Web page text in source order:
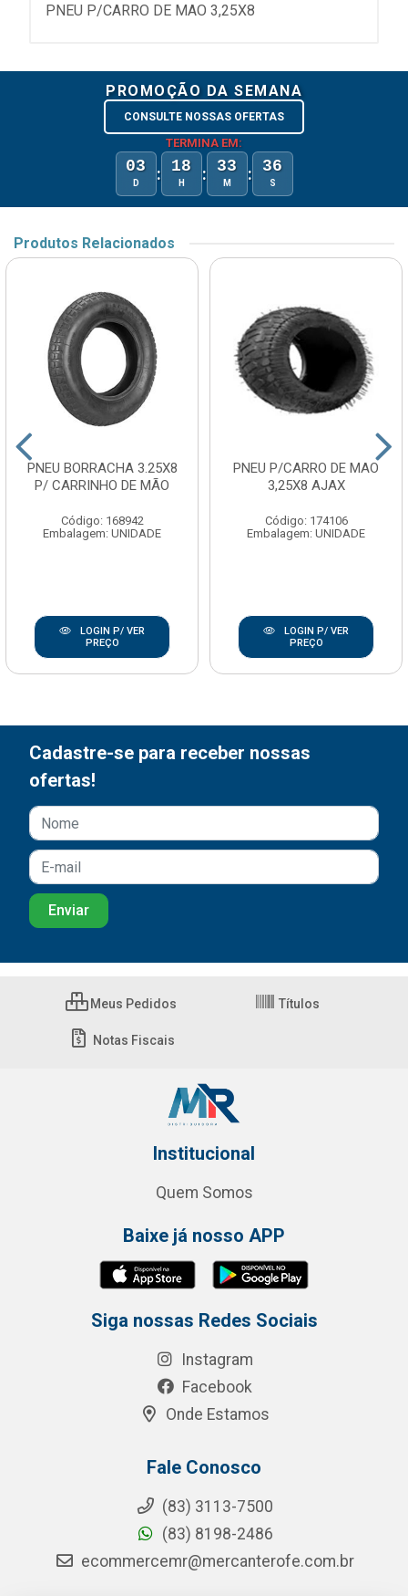
PNEU P/CARRO DE MAO 3,25X8
PROMOÇÃO DA SEMANA
CONSULTE NOSSAS OFERTAS
TERMINA EM:
03
D : 18
H : 33
M : 36
S
Produtos Relacionados
PNEU BORRACHA 3.25X8
P/ CARRINHO DE MÃO
Código: 168942
Embalagem: UNIDADE
LOGIN P/ VER
PREÇO
PNEU P/CARRO DE MAO
3,25X8 AJAX
Código: 174106
Embalagem: UNIDADE
LOGIN P/ VER
PREÇO
Cadastre-se para receber nossas
ofertas!
Meus Pedidos Títulos
Notas Fiscais
Institucional
Quem Somos
Baixe já nosso APP
Siga nossas Redes Sociais
Instagram
Facebook
Onde Estamos
Fale Conosco
(83) 3113-7500
(83) 8198-2486
ecommercemr@mercanterofe.com.br